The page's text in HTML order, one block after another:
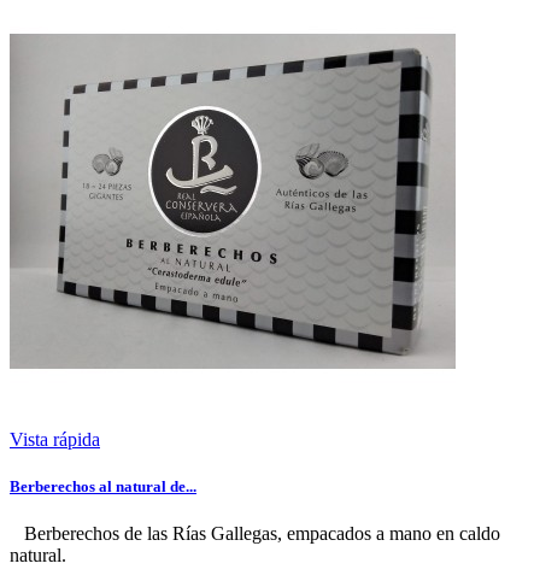
Vista rápida
Berberechos al natural de...
Berberechos de las Rías Gallegas, empacados a mano en caldo
natural.